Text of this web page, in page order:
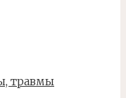
травмы